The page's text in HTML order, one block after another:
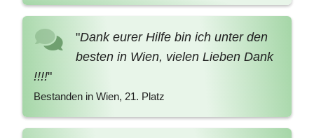
"Dank eurer Hilfe bin ich unter den
besten in Wien, vielen Lieben Dank
!!!!"
Bestanden in Wien, 21. Platz